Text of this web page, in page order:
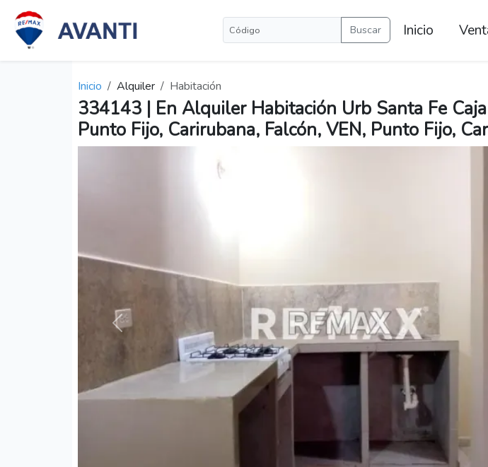
Buscar Inicio
Inicio Alquiler Habitación
334143 | En Alquiler Habitación Urb Santa Fe
Punto Fijo, Carirubana, Falcón, VEN, Punto Fijo,
Anterior